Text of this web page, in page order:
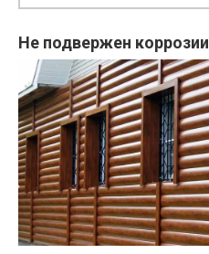
Не подвержен коррозии